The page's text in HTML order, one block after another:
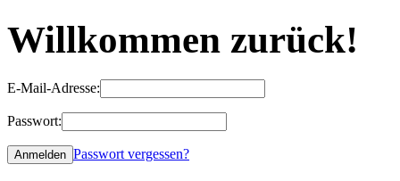
Willkommen zurück!
E-Mail-Adresse:
Passwort:
Passwort vergessen?